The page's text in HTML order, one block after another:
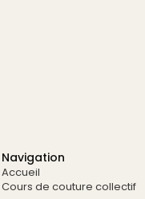
Navigation
Accueil
Cours de couture collectif